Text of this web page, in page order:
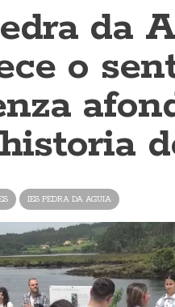
da
o
IES PEDRA DA AGUIA